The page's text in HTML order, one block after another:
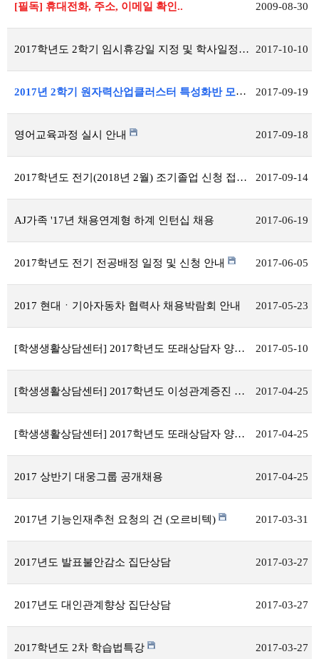
[필독] 휴대전화, 주소, 이메일 확인.. 2009-08-30
2017학년도 2학기 임시휴강일 지정 및 학사일정 변경 안내 2017-10-10
2017년 2학기 원자력산업클러스터 특성화반 모집공고 2017-09-19
영어교육과정 실시 안내 2017-09-18
2017학년도 전기(2018년 2월) 조기졸업 신청 접수 안내 2017-09-14
AJ가족 '17년 채용연계형 하계 인턴십 채용 2017-06-19
2017학년도 전기 전공배정 일정 및 신청 안내 2017-06-05
2017 현대ㆍ기아자동차 협력사 채용박람회 안내 2017-05-23
[학생생활상담센터] 2017학년도 또래상담자 양성 프로그램 2017-05-10
[학생생활상담센터] 2017학년도 이성관계증진 집단상담 2017-04-25
[학생생활상담센터] 2017학년도 또래상담자 양성 프로그램 2017-04-25
2017 상반기 대웅그룹 공개채용 2017-04-25
2017년 기능인재추천 요청의 건 (오르비텍) 2017-03-31
2017년도 발표불안감소 집단상담 2017-03-27
2017년도 대인관계향상 집단상담 2017-03-27
2017학년도 2차 학습법특강 2017-03-27